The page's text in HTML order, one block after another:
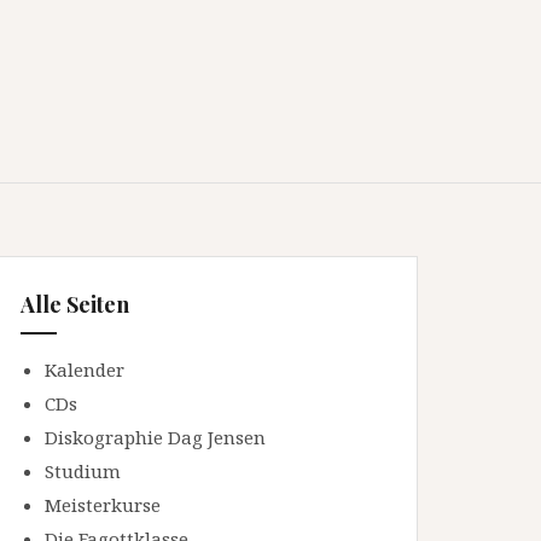
Alle Seiten
Kalender
CDs
Diskographie Dag Jensen
Studium
Meisterkurse